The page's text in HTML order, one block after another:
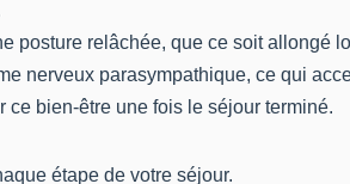
posture relâchée, que ce soit allongé
nerveux parasympathique, ce qui
bien-être une fois le séjour terminé.
étape de votre séjour.